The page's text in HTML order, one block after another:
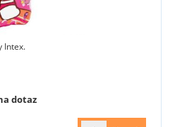
Intex.
dotaz